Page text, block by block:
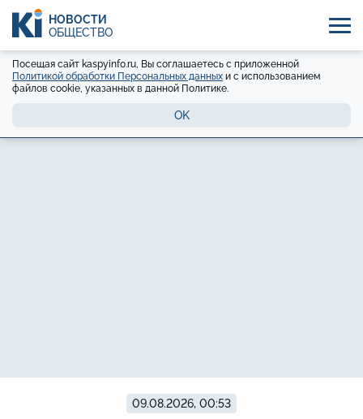
НОВОСТИ
ОБЩЕСТВО
Посещая сайт kaspyinfo.ru, Вы соглашаетесь с приложенной
Политикой обработки Персональных данных и с использованием
файлов cookie, указанных в данной Политике.
OK
09.08.2026, 00:53